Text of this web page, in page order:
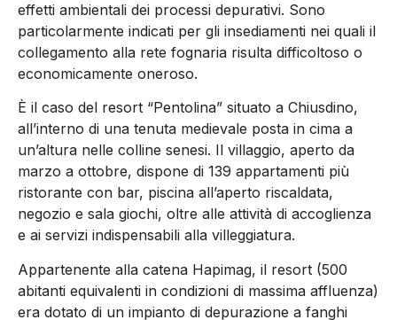
effetti ambientali dei processi depurativi. Sono
particolarmente indicati per gli insediamenti nei quali il
collegamento alla rete fognaria risulta difficoltoso o
economicamente oneroso.
È il caso del resort “Pentolina” situato a Chiusdino,
all’interno di una tenuta medievale posta in cima a
un’altura nelle colline senesi. Il villaggio, aperto da
marzo a ottobre, dispone di 139 appartamenti più
ristorante con bar, piscina all’aperto riscaldata,
negozio e sala giochi, oltre alle attività di accoglienza
e ai servizi indispensabili alla villeggiatura.
Appartenente alla catena Hapimag, il resort (500
abitanti equivalenti in condizioni di massima affluenza)
era dotato di un impianto di depurazione a fanghi